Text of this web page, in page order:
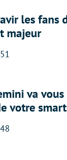
les fans
majeur
va
votre